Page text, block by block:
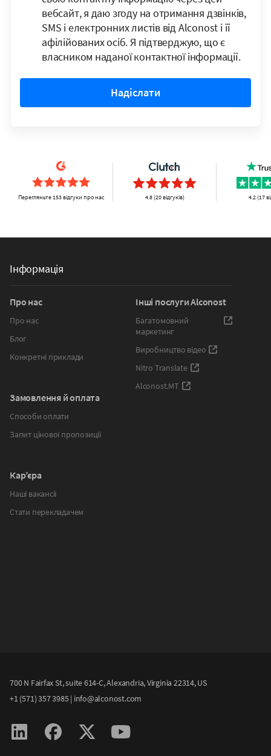
вебсайт, я даю згоду на отримання дзвінків,
SMS і електронних листів від Alconost і її
афілійованих осіб. Я підтверджую, що є
власником наданої контактної інформації.
Надіслати
Перегляньте 153 відгуки про нас 4.8 (20 відгуків) 4.2 (17
Інформація
Про нас
Про нас
Блог
Конкретні приклади
Замовлення й оплата
Способи оплати
Запит цінової пропозиції
Кар’єра
Наші вакансії
Стати перекладачем
Інші послуги Alconost
Багатомовний
маркетинг
Виробництво відео
Nitro Translate
Alconost.MT
700 N Fairfax St, suite 614-С, Alexandria, Virginia 22314, US
+1 (571) 357 3985| info@alconost.com